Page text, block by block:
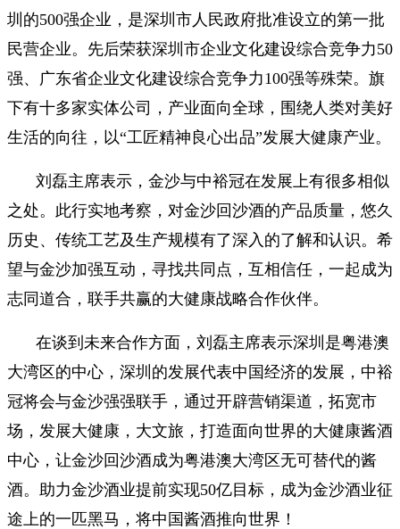
圳的500强企业，是深圳市人民政府批准设立的第一批
民营企业。先后荣获深圳市企业文化建设综合竞争力50
强、广东省企业文化建设综合竞争力100强等殊荣。旗
下有十多家实体公司，产业面向全球，围绕人类对美好
生活的向往，以“工匠精神良心出品”发展大健康产业。
刘磊主席表示，金沙与中裕冠在发展上有很多相似
之处。此行实地考察，对金沙回沙酒的产品质量，悠久
历史、传统工艺及生产规模有了深入的了解和认识。希
望与金沙加强互动，寻找共同点，互相信任，一起成为
志同道合，联手共赢的大健康战略合作伙伴。
在谈到未来合作方面，刘磊主席表示深圳是粤港澳
大湾区的中心，深圳的发展代表中国经济的发展，中裕
冠将会与金沙强强联手，通过开辟营销渠道，拓宽市
场，发展大健康，大文旅，打造面向世界的大健康酱酒
中心，让金沙回沙酒成为粤港澳大湾区无可替代的酱
酒。助力金沙酒业提前实现50亿目标，成为金沙酒业征
途上的一匹黑马，将中国酱酒推向世界！